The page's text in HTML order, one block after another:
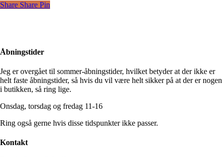
Share Share Pin
Åbningstider
Jeg er overgået til sommer-åbningstider, hvilket betyder at der ikke er
helt faste åbningstider, så hvis du vil være helt sikker på at der er nogen
i butikken, så ring lige.
Onsdag, torsdag og fredag 11-16
Ring også gerne hvis disse tidspunkter ikke passer.
Kontakt